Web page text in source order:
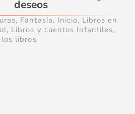
, Fantasía, Inicio, Libros en
, Libros y cuentos Infantiles,
los libros